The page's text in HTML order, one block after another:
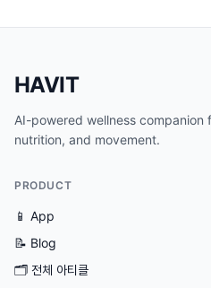
HAVIT
AI-powered wellness companion
nutrition, and movement.
PRODUCT
📱 App
📝 Blog
🗂 전체 아티클